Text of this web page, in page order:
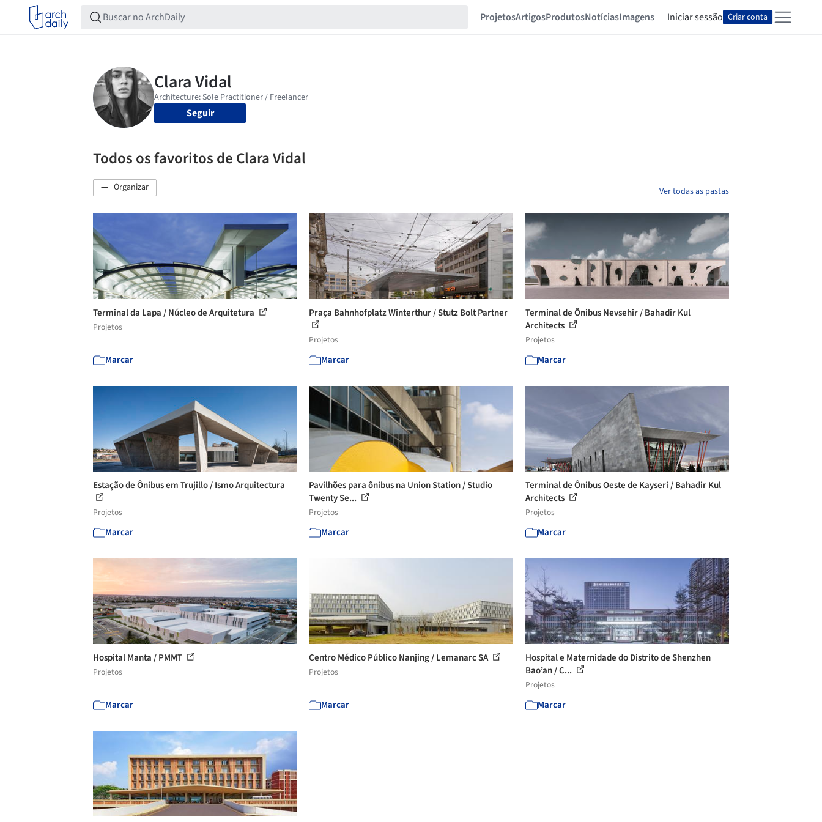
ProjetosArtigosProdutosNotíciasImagens Iniciar sessão Criar conta
Seguir
Todos os favoritos de Clara Vidal
Organizar Ver todas as pastas
Terminal da Lapa / Núcleo de Arquitetura
Projetos
Marcar
Praça Bahnhofplatz Winterthur / Stutz Bolt Partner
Projetos
Marcar
Terminal de Ônibus Nevsehir / Bahadir Kul
Architects
Projetos
Marcar
Estação de Ônibus em Trujillo / Ismo Arquitectura
Projetos
Marcar
Pavilhões para ônibus na Union Station / Studio
Twenty Se...
Projetos
Marcar
Terminal de Ônibus Oeste de Kayseri / Bahadir Kul
Architects
Projetos
Marcar
Hospital Manta / PMMT
Projetos
Marcar
Centro Médico Público Nanjing / Lemanarc SA
Projetos
Marcar
Hospital e Maternidade do Distrito de Shenzhen
Bao’an / C...
Projetos
Marcar